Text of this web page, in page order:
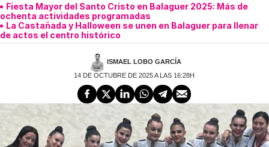
Fiesta Mayor del Santo Cristo en Balaguer 2025: Más de
ochenta actividades programadas
La Castañada y Halloween se unen en Balaguer para llenar
de actos el centro histórico
ISMAEL LOBO GARCÍA
14 DE OCTUBRE DE 2025 A LAS 16:28H